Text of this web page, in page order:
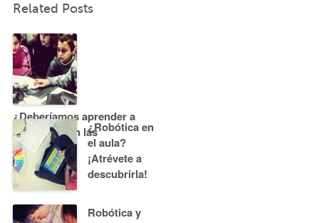
Related Posts
¿Deberíamos aprender a
programar en las
escuelas?
¿Robótica en
el aula?
¡Atrévete a
descubrirla!
Robótica y